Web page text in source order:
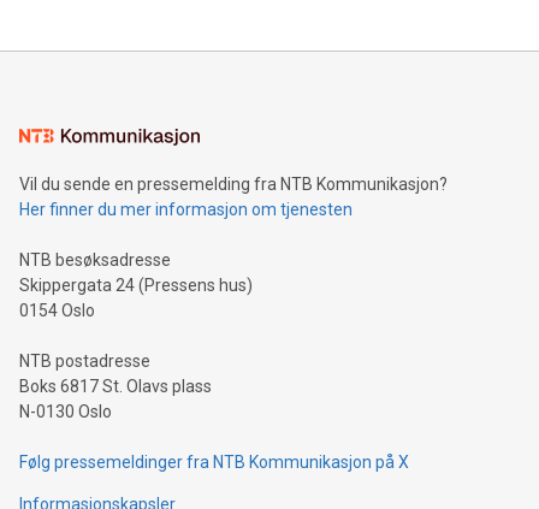
Vil du sende en pressemelding fra NTB Kommunikasjon?
Her finner du mer informasjon om tjenesten
NTB besøksadresse
Skippergata 24 (Pressens hus)
0154 Oslo
NTB postadresse
Boks 6817 St. Olavs plass
N-0130 Oslo
Følg pressemeldinger fra NTB Kommunikasjon på X
Informasjonskapsler